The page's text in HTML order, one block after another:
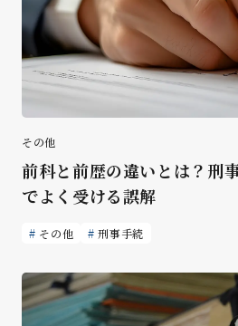
その他
前科と前歴の違いとは？刑
でよく受ける誤解
その他 刑事手続